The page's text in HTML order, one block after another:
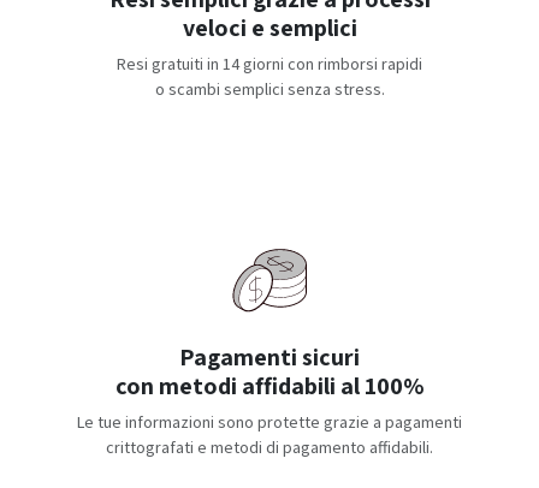
veloci e semplici
Resi gratuiti in 14 giorni con rimborsi rapidi
o scambi semplici senza stress.
Pagamenti sicuri
con metodi affidabili al 100%
Le tue informazioni sono protette grazie a pagamenti
crittografati e metodi di pagamento affidabili.